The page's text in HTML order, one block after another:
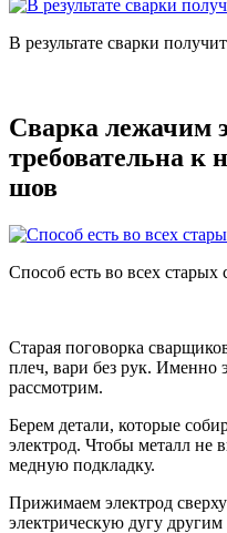
В результате сварки
Сварка лежачим
требовательна к
шов
Способ есть во всех
Старая поговорка
плеч, вари без рук. Именно
рассмотрим.
Берем детали, которые
электрод. Чтобы металл не
медную подкладку.
Прижимаем электрод
электрическую дугу